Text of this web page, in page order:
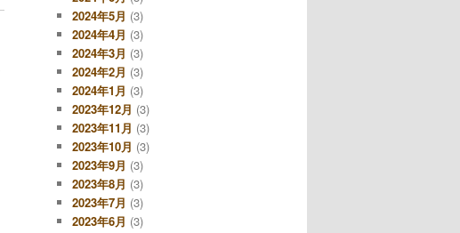
2024年5月 (3)
2024年4月 (3)
2024年3月 (3)
2024年2月 (3)
2024年1月 (3)
2023年12月 (3)
2023年11月 (3)
2023年10月 (3)
2023年9月 (3)
2023年8月 (3)
2023年7月 (3)
2023年6月 (3)